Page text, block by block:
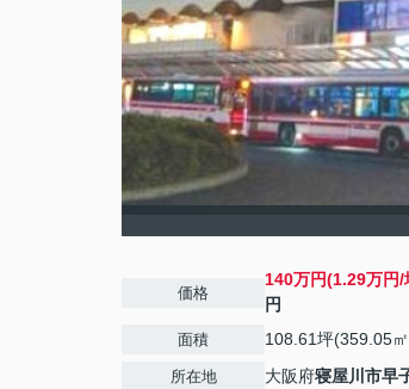
価格
140万円(1.29万円/
円
面積 108.61坪(359.05
所在地 大阪府寝屋川市早